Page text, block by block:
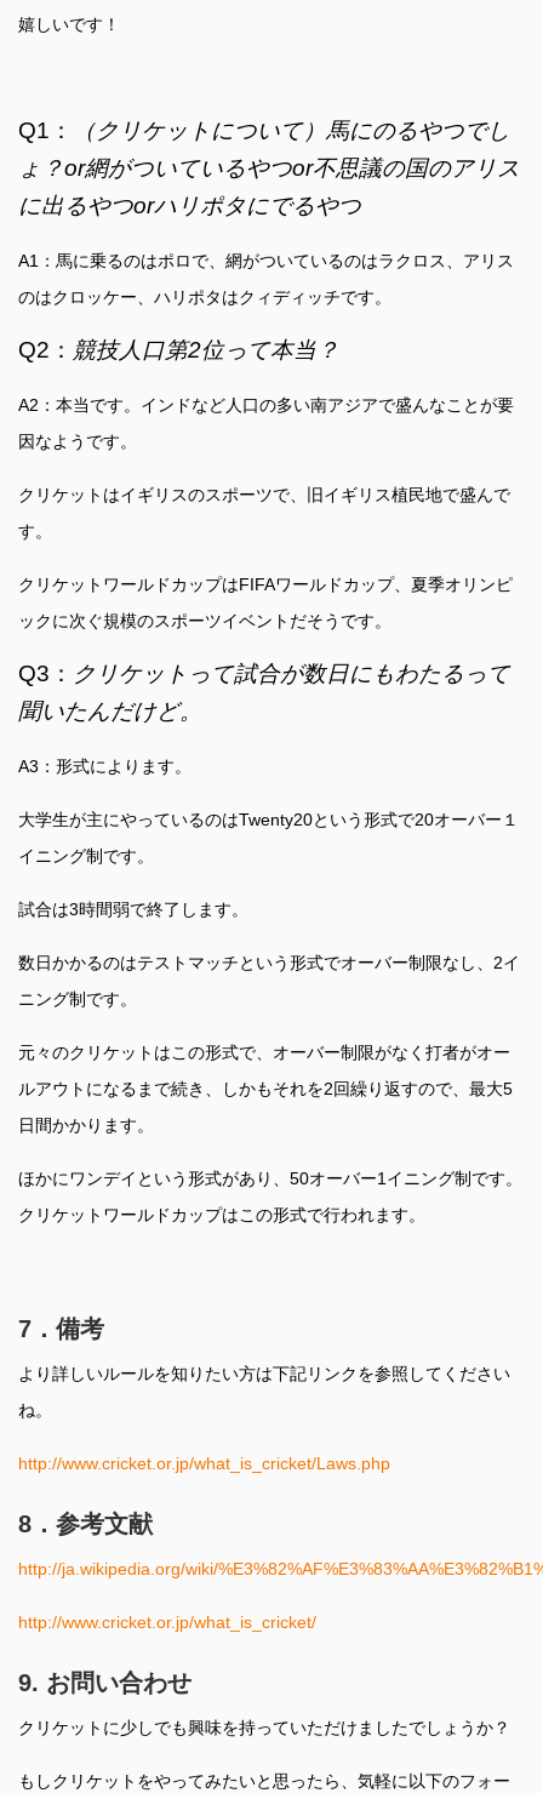
嬉しいです！
Q1：
（クリケットについて）馬にのるやつでし
ょ？or網がついているやつor不思議の国のアリス
に出るやつorハリポタにでるやつ
A1：馬に乗るのはポロで、網がついているのはラクロス、アリス
のはクロッケー、ハリポタはクィディッチです。
Q2： 競技人口第2位って本当？
A2：本当です。インドなど人口の多い南アジアで盛んなことが要
因なようです。
クリケットはイギリスのスポーツで、旧イギリス植民地で盛んで
す。
クリケットワールドカップはFIFAワールドカップ、夏季オリンピ
ックに次ぐ規模のスポーツイベントだそうです。
Q3： クリケットって試合が数日にもわたるって
聞いたんだけど。
A3：形式によります。
大学生が主にやっているのはTwenty20という形式で20オーバー１
イニング制です。
試合は3時間弱で終了します。
数日かかるのはテストマッチという形式でオーバー制限なし、2イ
ニング制です。
元々のクリケットはこの形式で、オーバー制限がなく打者がオー
ルアウトになるまで続き、しかもそれを2回繰り返すので、最大5
日間かかります。
ほかにワンデイという形式があり、50オーバー1イニング制です。
クリケットワールドカップはこの形式で行われます。
7．備考
より詳しいルールを知りたい方は下記リンクを参照してください
ね。
http://www.cricket.or.jp/what_is_cricket/Laws.php
8．参考文献
http://ja.wikipedia.org/wiki/
http://www.cricket.or.jp/what_is_cricket/
9. お問い合わせ
クリケットに少しでも興味を持っていただけましたでしょうか？
もしクリケットをやってみたいと思ったら、気軽に以下のフォー